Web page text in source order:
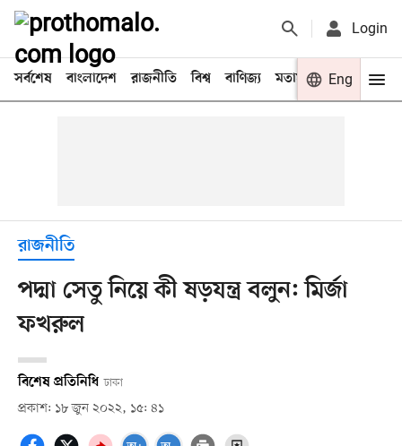
Login
সর্বশেষ বাংলাদেশ রাজনীতি বিশ্ব বাণিজ্য মতামত খেলা
Eng
রাজনীতি
পদ্মা সেতু নিয়ে কী ষড়যন্ত্র বলুন: মির্জা
ফখরুল
বিশেষ প্রতিনিধি ঢাকা
প্রকাশ: ১৮ জুন ২০২২, ১৫: ৪১